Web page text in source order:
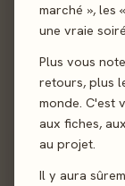
marché », les
une vraie
Plus vous
retours, plus
monde. C'est
aux fiches,
au projet.
Il y aura
Auteur
Illustration
Éditeur